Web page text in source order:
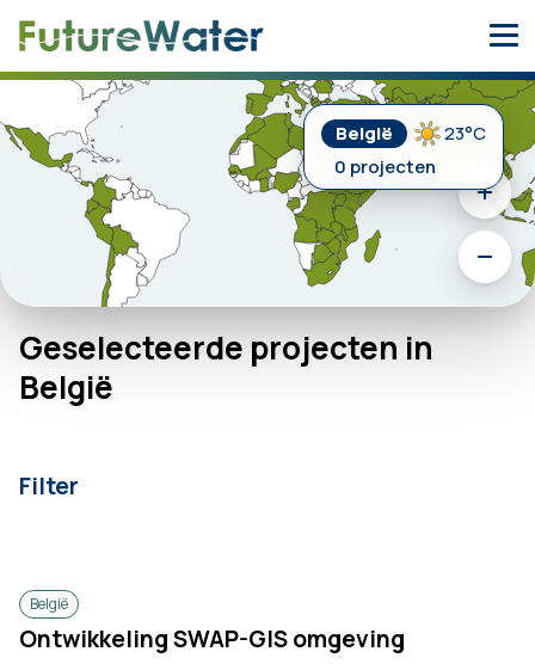
België
23°C
0 projecten
Geselecteerde projecten in
België
België
Ontwikkeling SWAP-GIS omgeving
Filter